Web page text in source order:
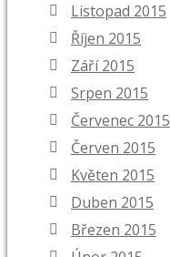
Listopad 2015
Říjen 2015
Září 2015
Srpen 2015
Červenec 2015
Červen 2015
Květen 2015
Duben 2015
Březen 2015